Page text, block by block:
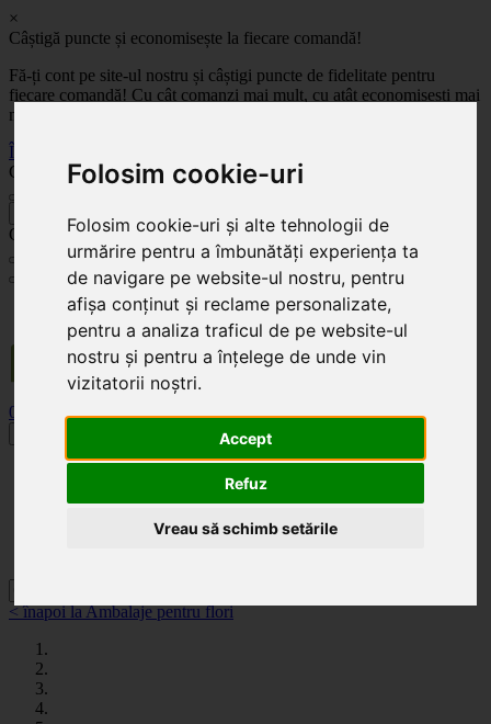
Folosim cookie-uri
Folosim cookie-uri și alte tehnologii de
urmărire pentru a îmbunătăți experiența ta
de navigare pe website-ul nostru, pentru
afișa conținut și reclame personalizate,
pentru a analiza traficul de pe website-ul
nostru și pentru a înțelege de unde vin
vizitatorii noștri.
Accept
Refuz
Vreau să schimb setările
×
Câștigă puncte și economisește la fiecare comandă!
Fă-ți cont pe site-ul nostru și câștigi puncte de fidelitate pentru
fiecare comandă! Cu cât comanzi mai mult, cu atât economisești mai
mult!
Înregistrează-te acum
Celoplast
Celoplast
Transportul este GRATUIT pentru comenzile mai mari de 350 Lei. Comanda minimă în
valoare de 100 Lei. Expediere în 1 - 2 zile lucrătoare.
0
< înapoi la Ambalaje pentru flori